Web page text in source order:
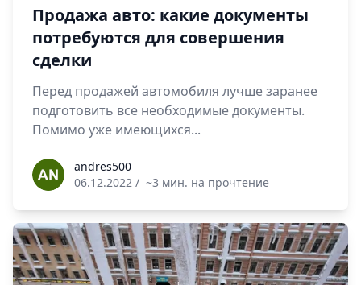
Продажа авто: какие документы
потребуются для совершения
сделки
Перед продажей автомобиля лучше заранее
подготовить все необходимые документы.
Помимо уже имеющихся...
andres500andres500
06.12.2022 / ~3 мин. на прочтение